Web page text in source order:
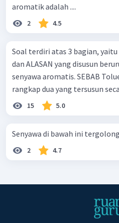
aromatik adalah ....
2 4.5
Soal terdiri atas 3 bagian, yaitu
dan ALASAN yang disusun berurutan. Toluena
senyawa aromatis. SEBAB Toluena mempunyai ikatan
rangkap dua yang tersusun
15 5.0
Senyawa di bawah ini
2 4.7